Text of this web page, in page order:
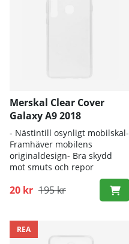
Merskal Clear Cover
Galaxy A9 2018
- Nästintill osynligt mobilskal-
Framhäver mobilens
originaldesign- Bra skydd
mot smuts och repor
20 kr 195 kr
REA